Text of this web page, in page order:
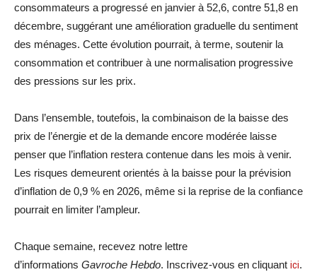
consommateurs a progressé en janvier à 52,6, contre 51,8 en
décembre, suggérant une amélioration graduelle du sentiment
des ménages. Cette évolution pourrait, à terme, soutenir la
consommation et contribuer à une normalisation progressive
des pressions sur les prix.
Dans l’ensemble, toutefois, la combinaison de la baisse des
prix de l’énergie et de la demande encore modérée laisse
penser que l’inflation restera contenue dans les mois à venir.
Les risques demeurent orientés à la baisse pour la prévision
d’inflation de 0,9 % en 2026, même si la reprise de la confiance
pourrait en limiter l’ampleur.
Chaque semaine, recevez notre lettre
d’informations Gavroche Hebdo. Inscrivez-vous en cliquant ici.